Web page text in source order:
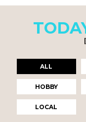
ALL
HOBBY
LOCAL